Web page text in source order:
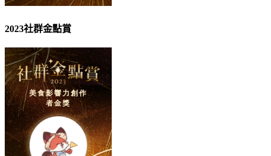
2023社群金點賞